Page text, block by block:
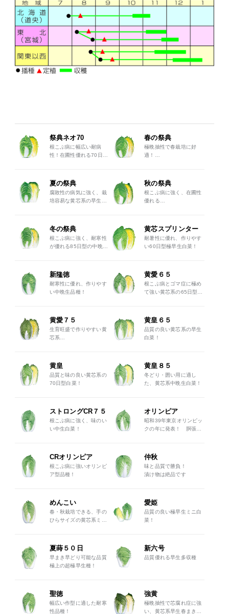
祭典ネオ70
根こぶ病に幅広い耐病
性！在圃性優れる70日型
春の祭典
極晩抽性で春栽培に好
適！
夏の祭典
腐敗性の病気に強く、栽
培容易な黄芯系の早生白
秋の祭典
根こぶ病に強く、在圃性
優れる
冬の祭典
根こぶ病に強く、耐寒性
が優れる85日型の中晩生
黄芯スプリンター
耐暑性に優れ、作りやす
い60日型極早生白菜！
新隆徳
耐寒性に優れ、作りやす
い中晩生品種！
黄愛６５
根こぶ病とゴマ症に極め
て強い黄芯系の65日型白
黄愛７５
生育旺盛で作りやすい黄
芯系
黄皇６５
品質の良い黄芯系の早生
白菜！
黄皇
品質と味の良い黄芯系の
70日型白菜！
黄皇８５
冬どり・囲い用に適し
た、黄芯系中晩生白菜！
ストロングCR７５
根こぶ病に強く、味のい
い中生白菜！
オリンピア
昭和39年東京オリンピッ
クの年に発表！ 胴張り
CRオリンピア
根こぶ病に強いオリンピ
ア型品種！
仲秋
味と品質で勝負！
漬け物は絶品です
めんこい
春・秋栽培できる、手の
ひらサイズの黄芯系ミニ
愛姫
品質の良い極早生ミニ白
菜！
夏蒔５０日
早まき早どり可能な品質
極上の超極早生種！
新六号
品質優れる早生多収種
聖徳
幅広い作型に適した耐寒
性品種！
強黄
極晩抽性で芯腐れ症に強
い、黄芯系早生春まき白